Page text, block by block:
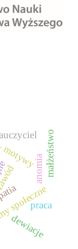
motywyanomia
dewiacje
praca
małżeństwo